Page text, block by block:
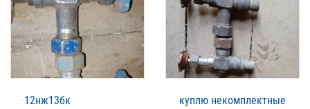
12нж13бк
куплю некомплектные